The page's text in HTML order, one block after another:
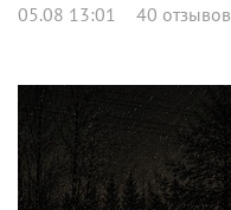
05.08 13:01 40 отзывов